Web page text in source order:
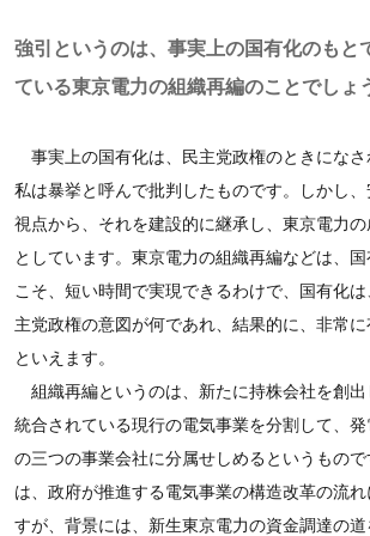
強引というのは、事実上の国有化のもと
ている東京電力の組織再編のことでしょ
事実上の国有化は、民主党政権のときになさ
私は暴挙と呼んで批判したものです。しかし
視点から、それを建設的に継承し、東京電力
としています。東京電力の組織再編などは、
こそ、短い時間で実現できるわけで、国有化
主党政権の意図が何であれ、結果的に、非常
といえます。
組織再編というのは、新たに持株会社を創出
統合されている現行の電気事業を分割して、
の三つの事業会社に分属せしめるというもの
は、政府が推進する電気事業の構造改革の流
すが、背景には、新生東京電力の資金調達の